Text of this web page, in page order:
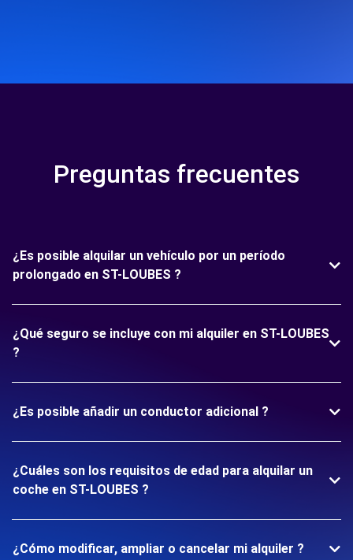
Preguntas frecuentes
¿Es posible alquilar un vehículo por un período
prolongado en ST-LOUBES ?
¿Qué seguro se incluye con mi alquiler en ST-LOUBES
?
¿Es posible añadir un conductor adicional ?
¿Cuáles son los requisitos de edad para alquilar un
coche en ST-LOUBES ?
¿Cómo modificar, ampliar o cancelar mi alquiler ?